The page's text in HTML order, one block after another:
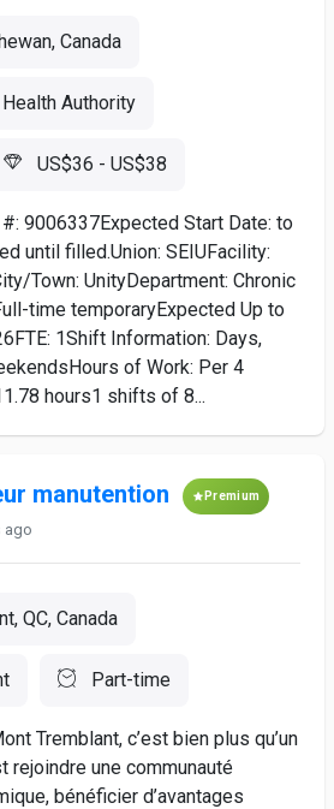
Canada
Authority
US$36 - US$38
9006337Expected Start Date: to
until filled.Union: SEIUFacility:
Town: UnityDepartment: Chronic
time temporaryExpected Up to
1Shift Information: Days,
of Work: Per 4
hours1 shifts of 8...
manutention Premium
ago
QC, Canada
Part-time
Tremblant, c’est bien plus qu’un
rejoindre une communauté
bénéficier d’avantages